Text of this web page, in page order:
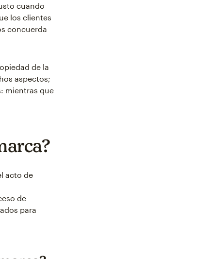
cuando
los clientes
concuerda
de la
aspectos;
mientras que
acto de
de
para